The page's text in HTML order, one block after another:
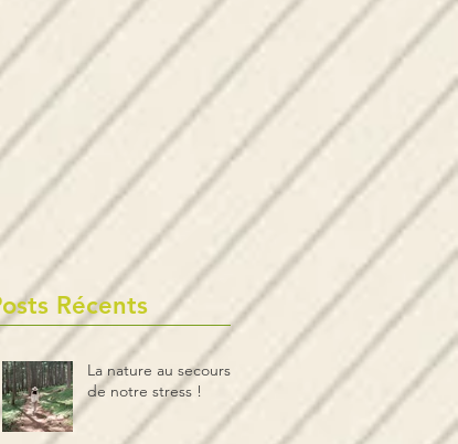
Récents
La nature au secours
de notre stress !